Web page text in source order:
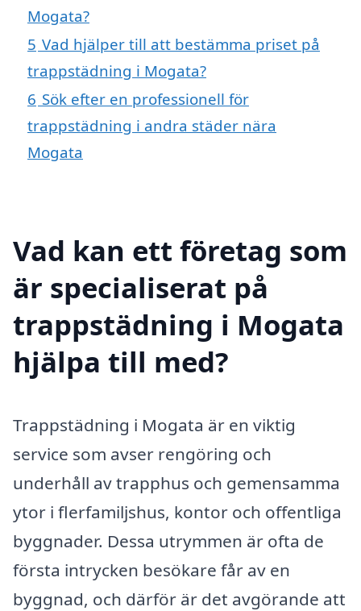
Mogata?
5 Vad hjälper till att bestämma priset på
trappstädning i Mogata?
6 Sök efter en professionell för
trappstädning i andra städer nära
Mogata
Vad kan ett företag som
är specialiserat på
trappstädning i Mogata
hjälpa till med?
Trappstädning i Mogata är en viktig
service som avser rengöring och
underhåll av trapphus och gemensamma
ytor i flerfamiljshus, kontor och offentliga
byggnader. Dessa utrymmen är ofta de
första intrycken besökare får av en
byggnad, och därför är det avgörande att